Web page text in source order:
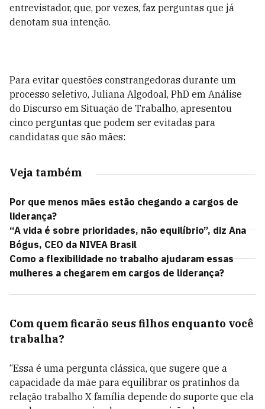
entrevistador, que, por vezes, faz perguntas que já
denotam sua intenção.
Para evitar questões constrangedoras durante um
processo seletivo, Juliana Algodoal, PhD em Análise
do Discurso em Situação de Trabalho, apresentou
cinco perguntas que podem ser evitadas para
candidatas que são mães:
Veja também
Por que menos mães estão chegando a cargos de
liderança?
“A vida é sobre prioridades, não equilíbrio”, diz Ana
Bógus, CEO da NIVEA Brasil
Como a flexibilidade no trabalho ajudaram essas
mulheres a chegarem em cargos de liderança?
Com quem ficarão seus filhos enquanto você
trabalha?
“Essa é uma pergunta clássica, que sugere que a
capacidade da mãe para equilibrar os pratinhos da
relação trabalho X família depende do suporte que ela